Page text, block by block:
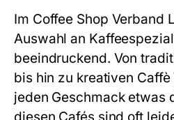
Im Coffee Shop Verband
Auswahl an
beeindruckend. Von
bis hin zu kreativen
jeden Geschmack etwas